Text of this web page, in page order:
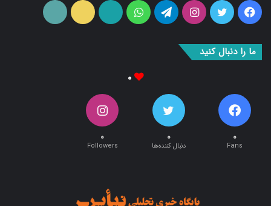
بوک
آپ
۰ ۰ ۰